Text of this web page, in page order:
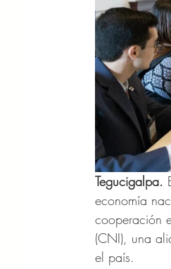
Tegucigalpa.
economía
cooperación
(CNI), una
el país.